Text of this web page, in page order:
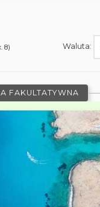
8) Waluta:
FAKULTATYWNA